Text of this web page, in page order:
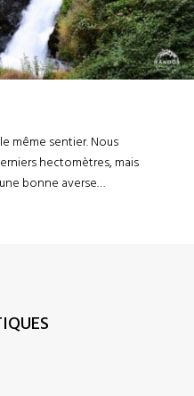
même sentier. Nous
hectomètres, mais
bonne averse…